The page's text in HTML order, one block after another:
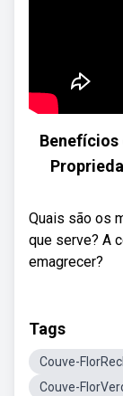
Benefícios
Quais são os
que serve? A
emagrecer?
Tags
Couve-
Couve-